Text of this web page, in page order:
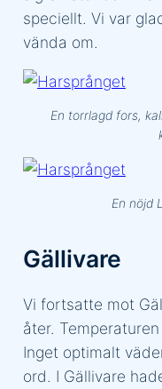
speciellt. Vi var
vända om.
En torrlagd fors,
En nöjd
Gällivare
Vi fortsatte mot
åter.
Inget optimalt
ord. I Gällivare